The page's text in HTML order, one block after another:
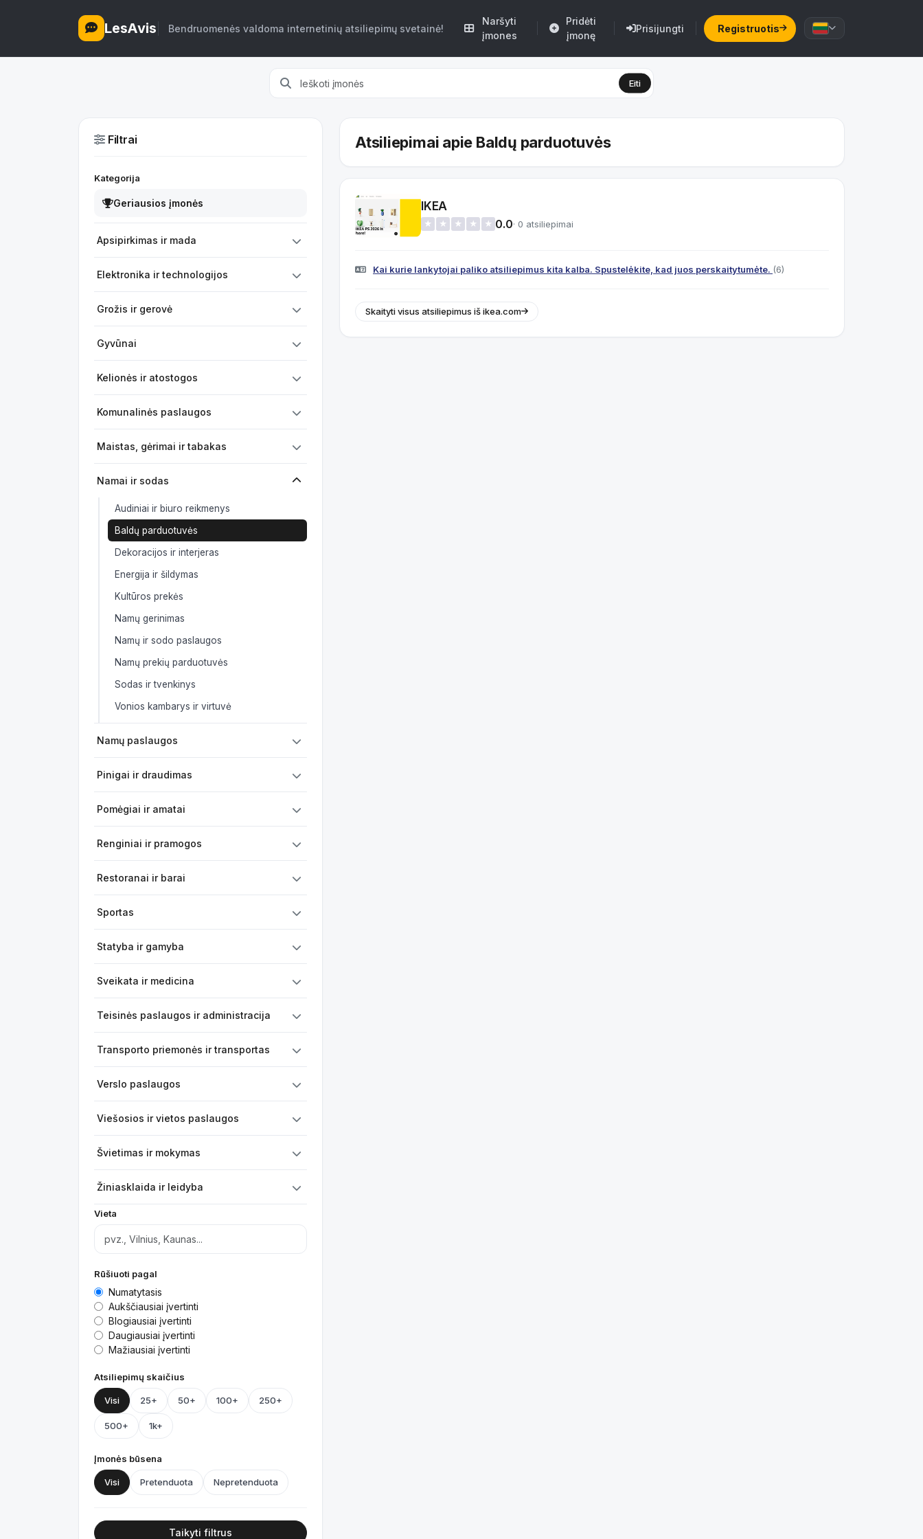
LesAvis Bendruomenės valdoma internetinių atsiliepimų svetainė!
Naršyti
įmones
Pridėti
įmonę
Prisijungti Registruotis
Eiti
Filtrai
Kategorija
Geriausios įmonės
Apsipirkimas ir mada
Elektronika ir technologijos
Grožis ir gerovė
Gyvūnai
Kelionės ir atostogos
Komunalinės paslaugos
Maistas, gėrimai ir tabakas
Namai ir sodas
Audiniai ir biuro reikmenys
Baldų parduotuvės
Dekoracijos ir interjeras
Energija ir šildymas
Kultūros prekės
Namų gerinimas
Namų ir sodo paslaugos
Namų prekių parduotuvės
Sodas ir tvenkinys
Vonios kambarys ir virtuvė
Namų paslaugos
Pinigai ir draudimas
Pomėgiai ir amatai
Renginiai ir pramogos
Restoranai ir barai
Sportas
Statyba ir gamyba
Sveikata ir medicina
Teisinės paslaugos ir administracija
Transporto priemonės ir transportas
Verslo paslaugos
Viešosios ir vietos paslaugos
Švietimas ir mokymas
Žiniasklaida ir leidyba
Vieta
Rūšiuoti pagal
Numatytasis
Aukščiausiai įvertinti
Blogiausiai įvertinti
Daugiausiai įvertinti
Mažiausiai įvertinti
Atsiliepimų skaičius
Visi 25+ 50+ 100+ 250+
500+ 1k+
Įmonės būsena
Visi Pretenduota Nepretenduota
Taikyti filtrus
Atsiliepimai apie Baldų parduotuvės
IKEA
★ ★ ★ ★ ★ 0.0· 0 atsiliepimai
Kai kurie lankytojai paliko atsiliepimus kita kalba. Spustelėkite, kad juos perskaitytumėte. (6)
Skaityti visus atsiliepimus iš ikea.com